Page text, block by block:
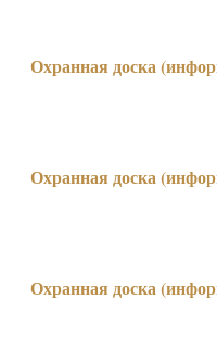
Охранная доска
Охранная доска
Охранная доска